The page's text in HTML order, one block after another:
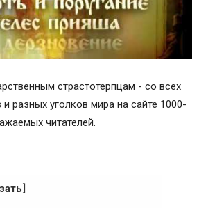
страстотерпцам - со всех
разных уголков мира на сайте 1000-
читателей.